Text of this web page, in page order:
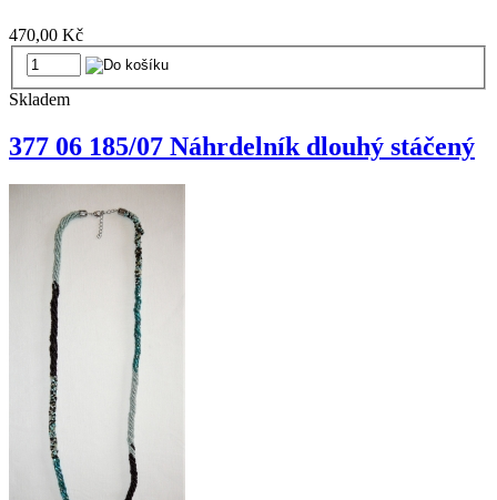
470,00 Kč
Skladem
377 06 185/07 Náhrdelník dlouhý stáčený